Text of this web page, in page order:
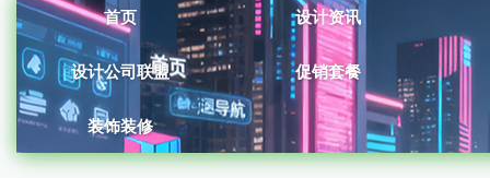
首页 设计资讯
设计公司联盟 促销套餐
装饰装修